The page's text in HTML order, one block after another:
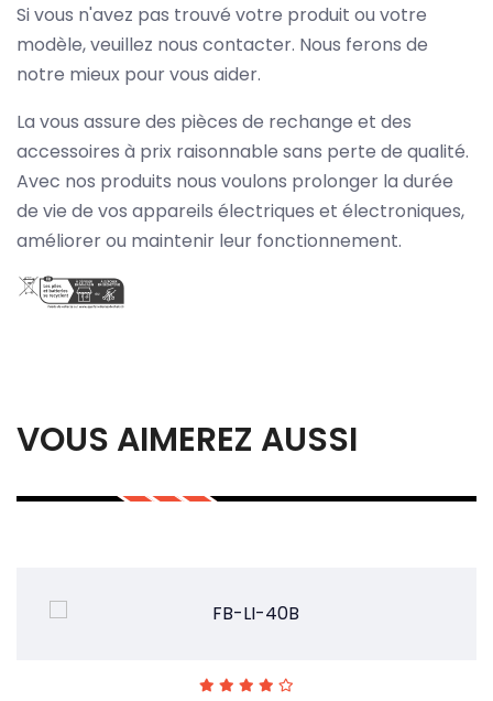
Si vous n'avez pas trouvé votre produit ou votre
modèle, veuillez nous contacter. Nous ferons de
notre mieux pour vous aider.
La vous assure des pièces de rechange et des
accessoires à prix raisonnable sans perte de qualité.
Avec nos produits nous voulons prolonger la durée
de vie de vos appareils électriques et électroniques,
améliorer ou maintenir leur fonctionnement.
VOUS AIMEREZ AUSSI